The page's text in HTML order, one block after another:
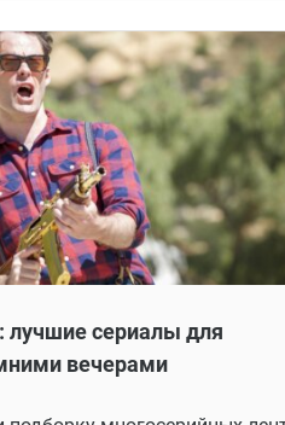
лучшие сериалы для
вечерами